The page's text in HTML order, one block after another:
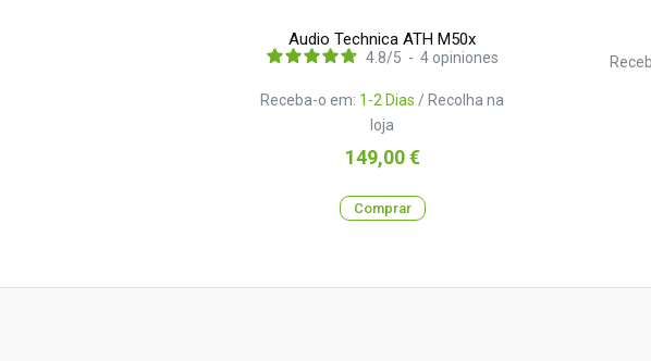
Audio Technica ATH M50x
Receba-o em: 1-2 Dias / Recolha na
loja
4.8/5 - 4 opiniones
Preço
149,00 €
Comprar